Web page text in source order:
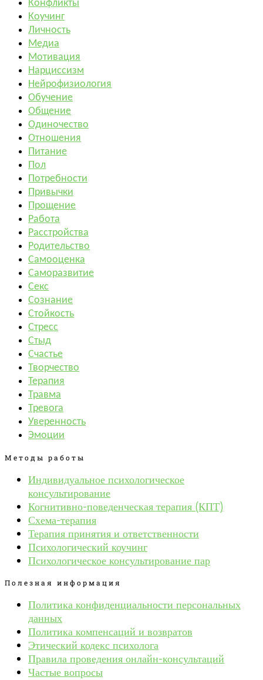
Конфликты
Коучинг
Личность
Медиа
Мотивация
Нарциссизм
Нейрофизиология
Обучение
Общение
Одиночество
Отношения
Питание
Пол
Потребности
Привычки
Прощение
Работа
Расстройства
Родительство
Самооценка
Саморазвитие
Секс
Сознание
Стойкость
Стресс
Стыд
Счастье
Творчество
Терапия
Травма
Тревога
Уверенность
Эмоции
Методы работы
Индивидуальное психологическое
консультирование
Когнитивно-поведенческая терапия (КПТ)
Схема-терапия
Терапия принятия и ответственности
Психологический коучинг
Психологическое консультирование пар
Полезная информация
Политика конфиденциальности персональных
данных
Политика компенсаций и возвратов
Этический кодекс психолога
Правила проведения онлайн-консультаций
Частые вопросы